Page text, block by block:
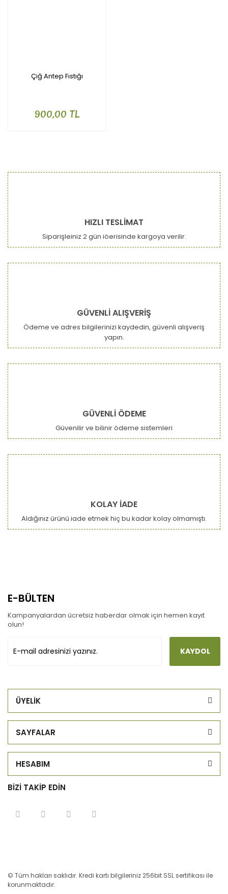
Çiğ Antep Fıstığı
900,00 TL
HIZLI TESLİMAT
Siparişleiniz 2 gün iöerisinde kargoya verilir.
GÜVENLİ ALIŞVERİŞ
Ödeme ve adres bilgilerinizi kaydedin, güvenli alışveriş
yapın.
GÜVENLİ ÖDEME
Güvenilir ve bilinir ödeme sistemleri
KOLAY İADE
Aldığınız ürünü iade etmek hiç bu kadar kolay olmamıştı.
E-BÜLTEN
Kampanyalardan ücretsiz haberdar olmak için hemen kayıt
olun!
KAYDOL
ÜYELİK
SAYFALAR
HESABIM
BİZİ TAKİP EDİN
© Tüm hakları saklıdır. Kredi kartı bilgileriniz 256bit SSL sertifikası ile
korunmaktadır.